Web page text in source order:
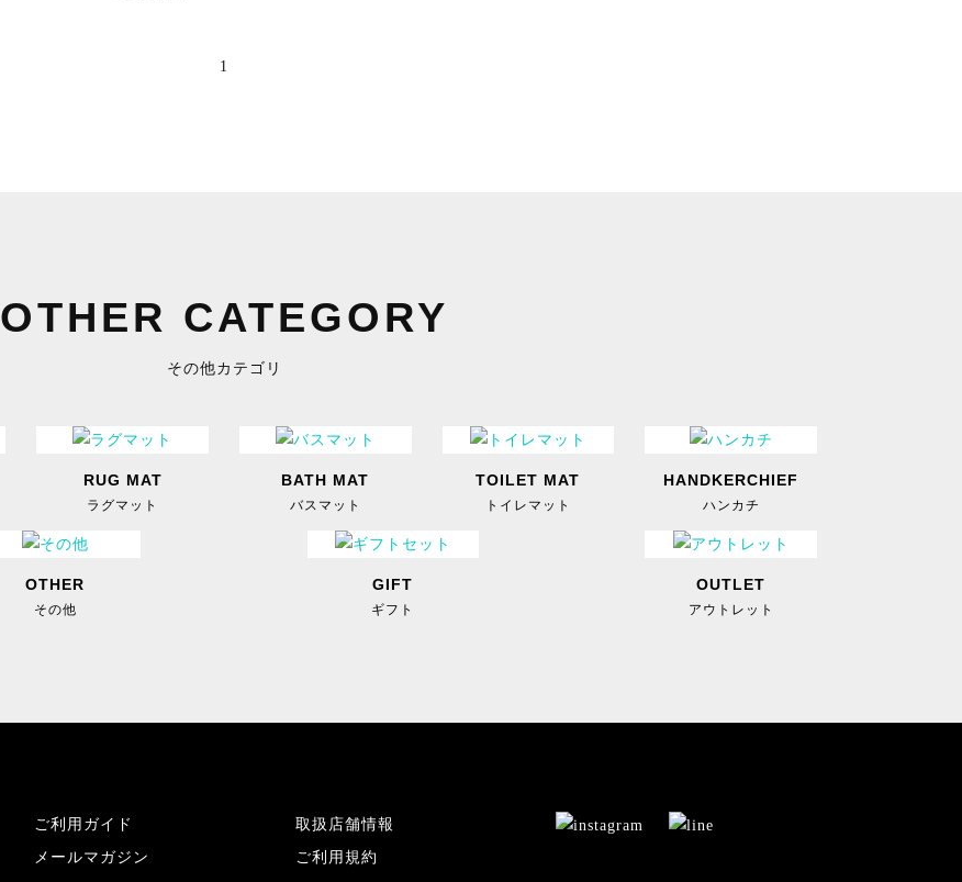
1
OTHER CATEGORY
その他カテゴリ
RUG MAT
ラグマット
BATH MAT
バスマット
TOILET MAT
トイレマット
HANDKERCHIEF
ハンカチ
OTHER
その他
GIFT
ギフト
OUTLET
アウトレット
ご利用ガイド
メールマガジン
取扱店舗情報
ご利用規約